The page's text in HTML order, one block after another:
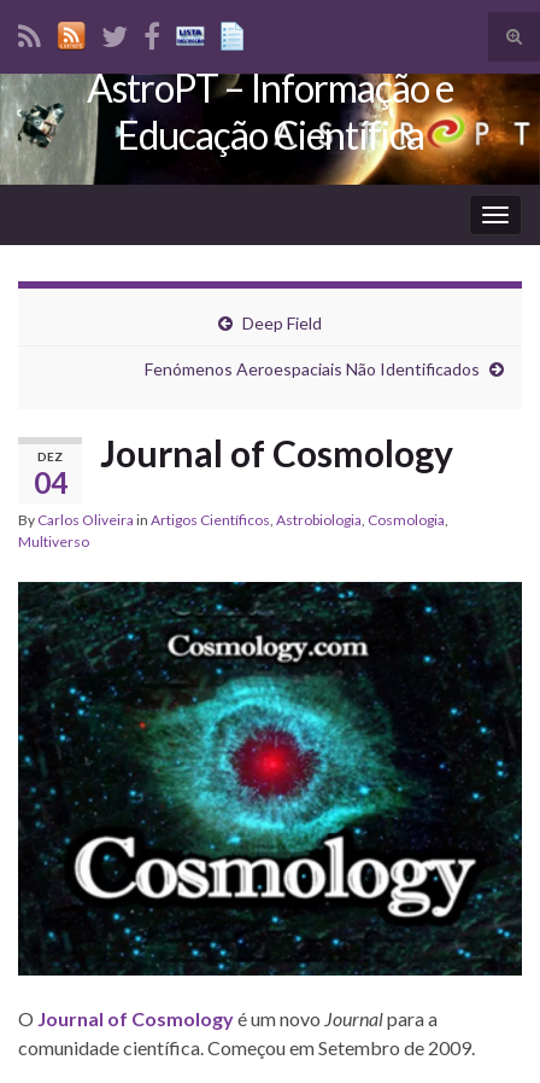
Search for:
AstroPT – Informação e
Educação Científica
Deep Field
Fenómenos Aeroespaciais Não Identificados
DEZ
04
Journal of Cosmology
By Carlos Oliveira in Artigos Científicos, Astrobiologia, Cosmologia,
Multiverso
O Journal of Cosmologyé um novo Journalpara a
comunidade científica. Começou em Setembro de 2009.